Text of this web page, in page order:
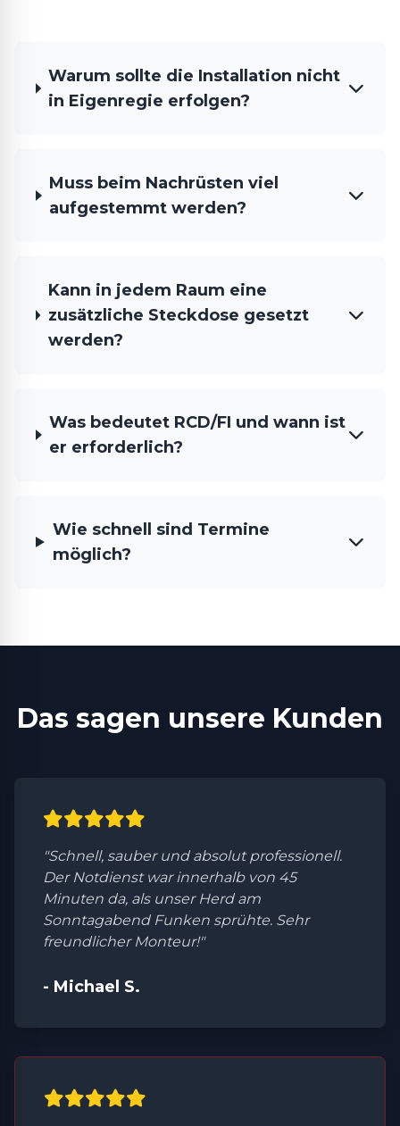
Warum sollte die Installation nicht
in Eigenregie erfolgen?
Muss beim Nachrüsten viel
aufgestemmt werden?
Kann in jedem Raum eine
zusätzliche Steckdose gesetzt
werden?
Was bedeutet RCD/FI und wann ist
er erforderlich?
Wie schnell sind Termine
möglich?
Das sagen unsere Kunden
"Schnell, sauber und absolut professionell.
Der Notdienst war innerhalb von 45
Minuten da, als unser Herd am
Sonntagabend Funken sprühte. Sehr
freundlicher Monteur!"
- Michael S.